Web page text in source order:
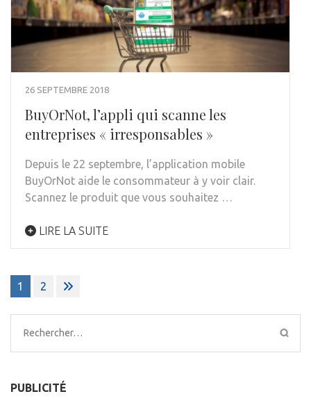
26 SEPTEMBRE 2018
BuyOrNot, l’appli qui scanne les
entreprises « irresponsables »
Depuis le 22 septembre, l’application mobile
BuyOrNot aide le consommateur à y voir clair.
Scannez le produit que vous souhaitez …
LIRE LA SUITE
Pagination
des
publications
1 2
Rechercher :
PUBLICITÉ